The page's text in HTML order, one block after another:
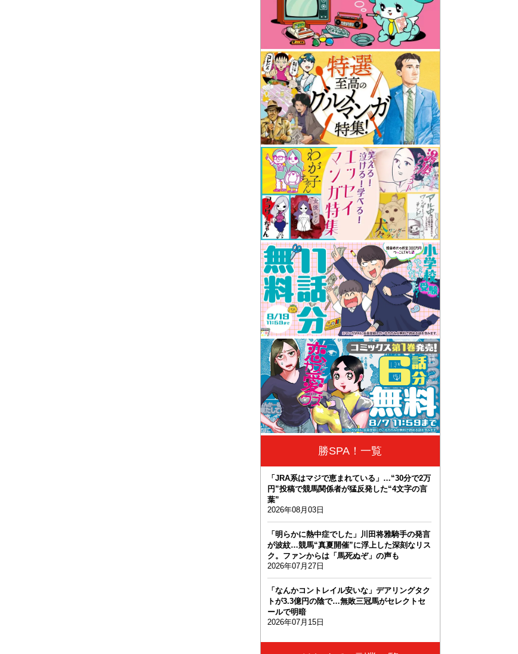
勝SPA！一覧
「JRA系はマジで恵まれている」…“30分で2万
円”投稿で競馬関係者が猛反発した“4文字の言
葉”
2026年08月03日
「明らかに熱中症でした」川田将雅騎手の発言
が波紋…競馬“真夏開催”に浮上した深刻なリス
ク。ファンからは「馬死ぬぞ」の声も
2026年07月27日
「なんかコントレイル安いな」デアリングタク
トが3.3億円の陰で…無敗三冠馬がセレクトセ
ールで明暗
2026年07月15日